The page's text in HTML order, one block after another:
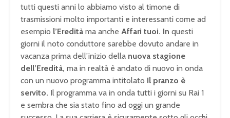
tutti questi anni lo abbiamo visto al timone di
trasmissioni molto importanti e interessanti come ad
esempio l’Eredità ma anche Affari tuoi. In questi
giorni il noto conduttore sarebbe dovuto andare in
vacanza prima dell’inizio della nuova stagione
dell’Eredità, ma in realtà è andato di nuovo in onda
con un nuovo programma intitolato Il pranzo è
servito. Il programma va in onda tutti i giorni su Rai 1
e sembra che sia stato fino ad oggi un grande